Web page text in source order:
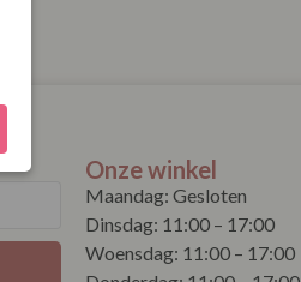
Onze winkel
Maandag: Gesloten
Dinsdag: 11:00 – 17:00
Woensdag: 11:00 – 17:00